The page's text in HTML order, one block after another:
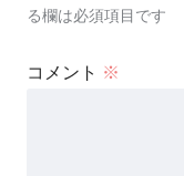
る欄は必須項目です
コメント ※